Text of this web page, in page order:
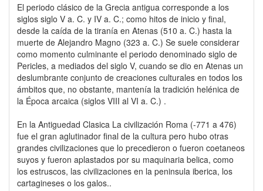
El periodo clásico de la Grecia antigua corresponde a los
siglos siglo V a. C. y IV a. C.; como hitos de inicio y final,
desde la caída de la tiranía en Atenas (510 a. C.) hasta la
muerte de Alejandro Magno (323 a. C.) Se suele considerar
como momento culminante el periodo denominado siglo de
Pericles, a mediados del siglo V, cuando se dio en Atenas un
deslumbrante conjunto de creaciones culturales en todos los
ámbitos que, no obstante, mantenía la tradición helénica de
la Época arcaica (siglos VIII al VI a. C.) .
En la Antiguedad Clasica La civilización Roma (-771 a 476)
fue el gran aglutinador final de la cultura pero hubo otras
grandes civilizaciones que lo precedieron o fueron coetaneos
suyos y fueron aplastados por su maquinaria belica, como
los estruscos, las civilizaciones en la peninsula iberica, los
cartagineses o los galos..